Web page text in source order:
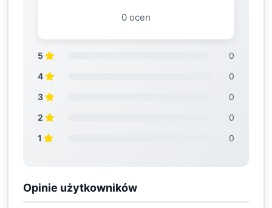
0 ocen
5
0
4
0
3
0
2
0
1
0
Opinie użytkowników